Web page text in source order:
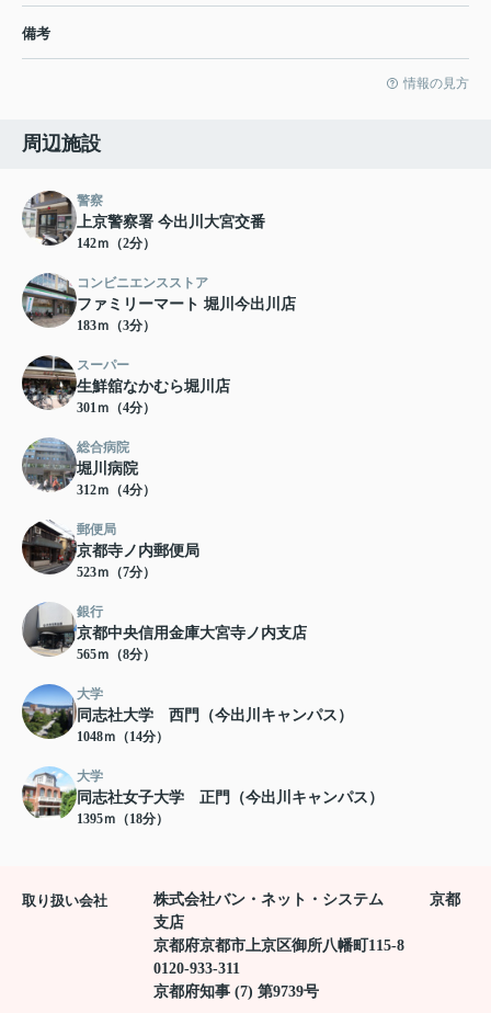
備考
情報の見方
周辺施設
警察
上京警察署 今出川大宮交番
142ｍ（2分）
コンビニエンスストア
ファミリーマート 堀川今出川店
183ｍ（3分）
スーパー
生鮮舘なかむら堀川店
301ｍ（4分）
総合病院
堀川病院
312ｍ（4分）
郵便局
京都寺ノ内郵便局
523ｍ（7分）
銀行
京都中央信用金庫大宮寺ノ内支店
565ｍ（8分）
大学
同志社大学 西門（今出川キャンパス）
1048ｍ（14分）
大学
同志社女子大学 正門（今出川キャンパス）
1395ｍ（18分）
取り扱い会社
株式会社バン・ネット・システム 京都
支店
京都府京都市上京区御所八幡町115-8
0120-933-311
京都府知事 (7) 第9739号